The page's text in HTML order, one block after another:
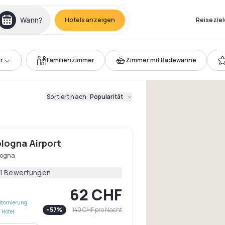
Wann? Hotels anzeigen
Familienzimmer Zimmer mit Badewanne
Sortiert nach: Popularität
Airport
Bewertungen
62 CHF
-57% 140 CHFpro Nacht